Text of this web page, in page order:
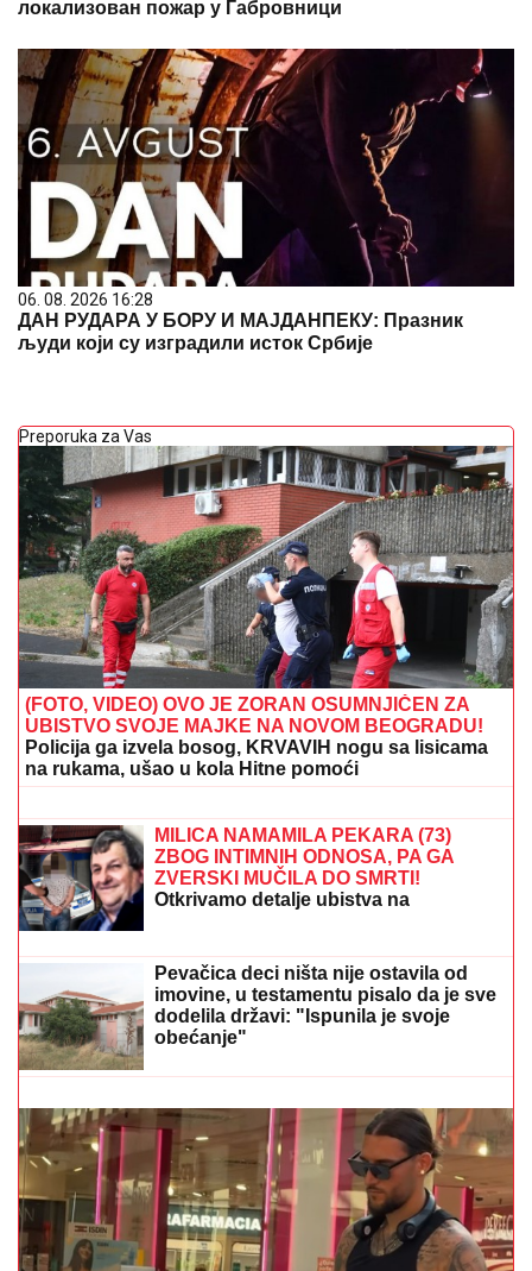
локализован пожар у Габровници
06. 08. 2026 16:28
ДАН РУДАРА У БОРУ И МАЈДАНПЕКУ: Празник
људи који су изградили исток Србије
Preporuka za Vas
(FOTO, VIDEO) OVO JE ZORAN OSUMNJIČEN ZA
UBISTVO SVOJE MAJKE NA NOVOM BEOGRADU!
Policija ga izvela bosog, KRVAVIH nogu sa lisicama
na rukama, ušao u kola Hitne pomoći
"REČICA":Rekordno nizak vodstaj
najveće evropske reke ostavlja
posledice u našoj zemlji (FOTO)
ZVERSKI MUČILA DO SMRTI!
Otkrivamo detalje ubistva na
Karaburmi koji LEDE KRV: Izdahnuo u
najgorim mukama dok su ga
osumnjičeni pljačkali